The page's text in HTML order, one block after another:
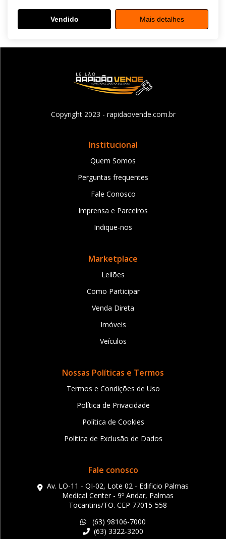
Vendido Mais detalhes
Copyright 2023 - rapidaovende.com.br
Institucional
Quem Somos
Perguntas frequentes
Fale Conosco
Imprensa e Parceiros
Indique-nos
Marketplace
Leilões
Como Participar
Venda Direta
Imóveis
Veículos
Nossas Políticas e Termos
Termos e Condições de Uso
Política de Privacidade
Política de Cookies
Política de Exclusão de Dados
Fale conosco
Av. LO-11 - QI-02, Lote 02 - Edificio Palmas
Medical Center - 9º Andar, Palmas
Tocantins/TO. CEP 77015-558
(63) 98106-7000
(63) 3322-3200